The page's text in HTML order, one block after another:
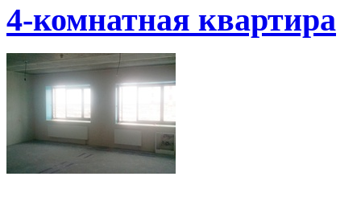
4-комнатная квартира